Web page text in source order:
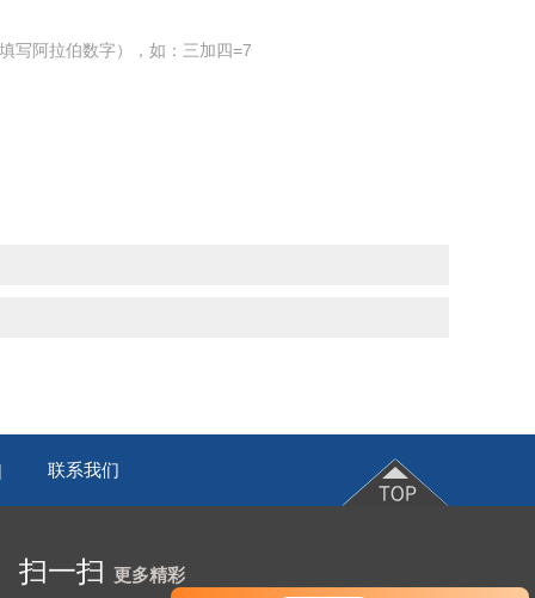
写阿拉伯数字），如：三加四=7
联系我们
扫一扫 更多精彩